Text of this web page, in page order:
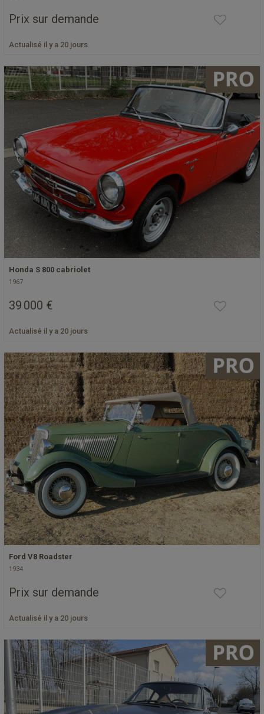
Prix sur demande
Actualisé il y a 20 jours
Honda S 800 cabriolet
1967
39 000 €
Actualisé il y a 20 jours
Ford V8 Roadster
1934
Prix sur demande
Actualisé il y a 20 jours